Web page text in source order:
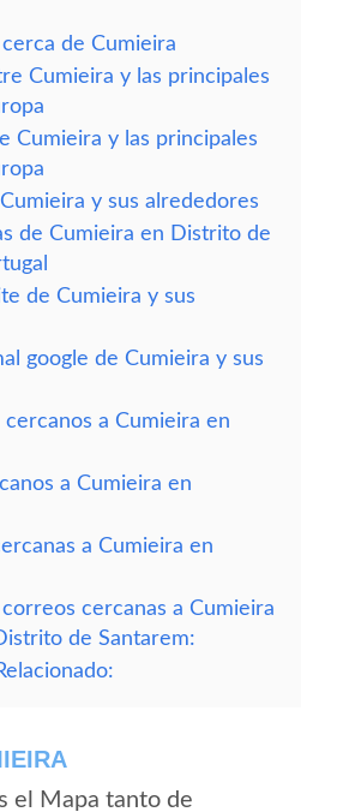
de Cumieira
Cumieira y las principales
Cumieira y las principales
y sus alrededores
de Cumieira en Distrito de
de Cumieira y sus
google de Cumieira y sus
cercanos a Cumieira en
a Cumieira en
a Cumieira en
cercanas a Cumieira
de Santarem:
el Mapa tanto de